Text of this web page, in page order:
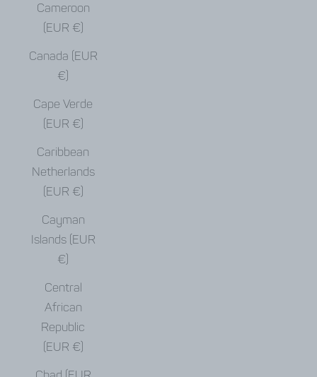
Cameroon
(EUR €)
Canada (EUR
€)
Cape Verde
(EUR €)
Caribbean
Netherlands
(EUR €)
Cayman
Islands (EUR
€)
Central
African
Republic
(EUR €)